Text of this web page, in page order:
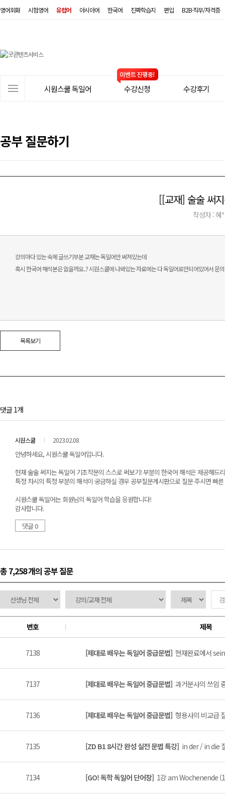
영어회화 시험영어 유럽어 아시아어 한국어 진짜학습지 편입 B2B·직무/자격증
뉴
시원스쿨 독일어 수강신청 수강후기
공부 질문하기
[[교재] 술술 써
작성자 : 혜*
강의마다 있는 숙제 글쓰기부분 교재는 독일어만 써져있는데
혹시 한국어 해석본은 없을까요..? 시원스쿨에 나와있는 자료에는 다 독일어로만되어있어서 문
목록보기
댓글 1개
시원스쿨 2023.02.08
안녕하세요, 시원스쿨 독일어입니다.
현재 술술 써지는 독일어 기초작문의 스스로 써보기! 부분의 한국어 해석은 제공해드
특정 차시의 특정 부분의 해석이 궁금하실 경우 공부질문게시판으로 질문 주시면 빠
시원스쿨 독일어는 회원님의 독일어 학습을 응원합니다!
감사합니다.
댓글 0
총 7,258 개의 공부 질문
번호 제목
7138 [제대로 배우는 독일어 중급문법] 현재완료에서
7137 [제대로 배우는 독일어 중급문법] 과거분사의 쓰임
7136 [제대로 배우는 독일어 중급문법] 형용사의 비교급
7135 [ZD B1 8시간 완성 실전 문법 특강] in der / in die
7134 [GO! 독학 독일어 단어장] 1강 am Wochenende